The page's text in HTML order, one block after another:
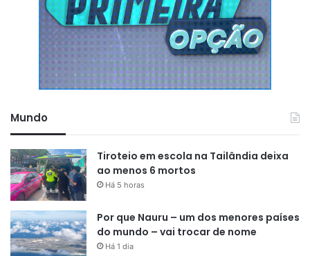
Mundo
Tiroteio em escola na Tailândia deixa
ao menos 6 mortos
Há 5 horas
Por que Nauru – um dos menores países
do mundo – vai trocar de nome
Há 1 dia